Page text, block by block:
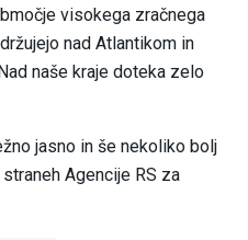
visokega zračnega
nad Atlantikom in
naše kraje doteka zelo
jasno in še nekoliko bolj
Agencije RS za